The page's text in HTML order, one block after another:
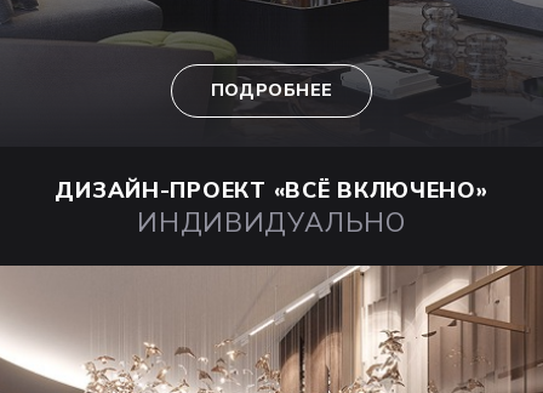
ПОДРОБНЕЕ
ДИЗАЙН-ПРОЕКТ «ВСЁ ВКЛЮЧЕНО»
ИНДИВИДУАЛЬНО